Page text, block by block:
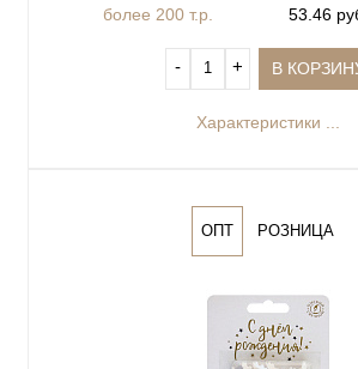
более 200 т.р.
53.46
‐ + В
Характеристики ...
ОПТ РОЗНИЦА